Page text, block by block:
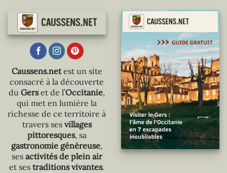
Caussens.netest un site
consacré à la découverte
du Gerset de l’Occitanie,
qui met en lumière la
richesse de ce territoire à
travers ses villages
pittoresques, sa
gastronomie généreuse,
ses activités de plein air
et ses traditions vivantes.